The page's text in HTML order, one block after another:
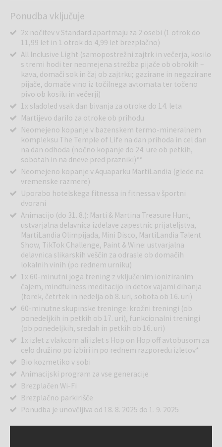
Ponudba vključuje
2x nočitev v Standard apartmaju za 2 osebi (1 otrok do
11,99 let in 1 otrok do 4,99 let brezplačno)
All Inclusive Light (samopostrežni zajtrk in večerja, kosilo
s tremi hodi ter neomejena strežba pijače ob obrokih –
kava, domači sok in čaj ob zajtrku; gazirane in negazirane
pijače, domače vino iz točilnega avtomata ter točeno
pivo ob kosilu in večerji)
1x sladoled vsak dan bivanja za otroke do 14. leta
Martijevo darilo za otroke ob prihodu
Neomejeno kopanje v bazenskem termo-mineralnem
kompleksu The Temple of Life na dan prihoda in cel dan
na dan odhoda (nočno kopanje do 24. ure ob petkih,
sobotah in na dneve pred prazniki)**
Neomejeno kopanje v Aquaparku MartiLandia (glede na
vremenske razmere)
Uporabo hotelskega fitnessa in fitnessa v športni
dvorani
Animacijo (do 31. 8.): Marti & Martina Treasure Hunt,
ustvarjalna delavnica izdelave zapestnic prijateljstva,
MartiLandia Olimpijada, Mini Disco, MartiLandia Talent
Show, TikTok Challenge, Paint & Wine: ustvarjalna
delavnica slikarskih veščin za odrasle ob domačih
lokalnih vinih (po rednem urniku)
1x 60-minutni joga trening z vključenim ioniziranim
čajem, mindfulness meditacijo in detox vajami dihanja
(torek, četrtek in nedelja ob 8. uri, sobota ob 16. uri)
60-minutne skupinske treninge: krožni treningi (ob
ponedeljkih in petkih ob 17. uri), funkcionalni treningi
(ob ponedeljkih, sredah in petkih ob 16. uri)
1x izlet z vlakcom ali izlet s Hop on Hop off avtobusom za
celo družino po izbiri in po rednem razporedu izletov*
Bio kozmetiko v sobi
Animacijski program za vse generacije
Brezplačen Wi-Fi
Brezplačno parkirišče
Ponudba je unovčljiva od 18. 8. 2025 do 1. 9. 2025